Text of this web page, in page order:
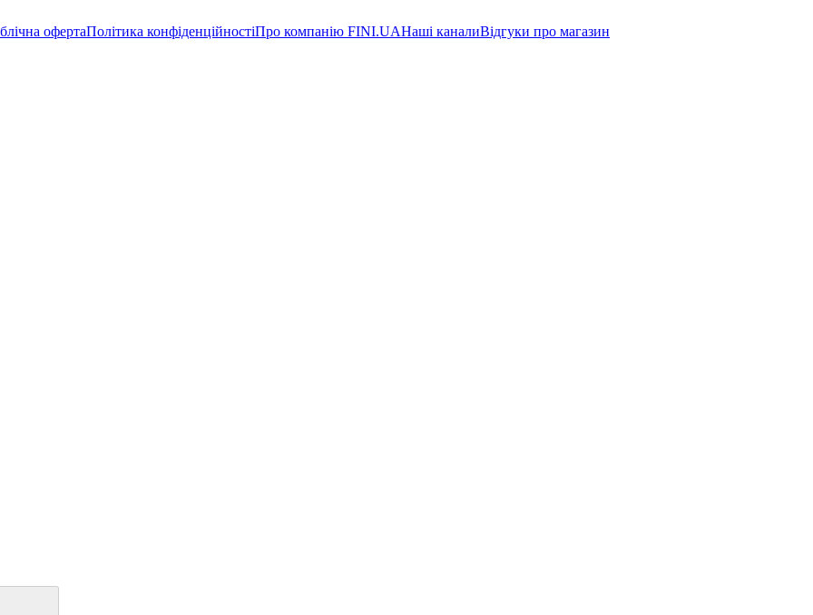
офертаПолітика конфіденційностіПро компанію FINI.UAНаші каналиВідгуки про магазин